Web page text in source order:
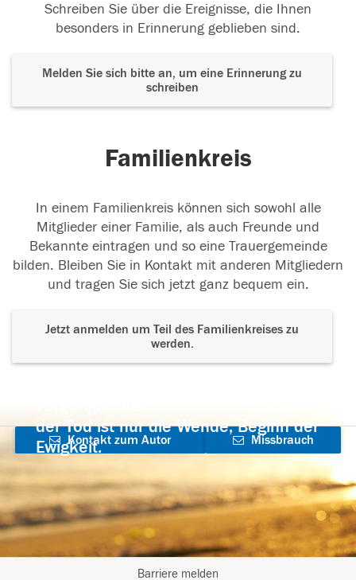
Schreiben Sie über die Ereignisse, die Ihnen
besonders in Erinnerung geblieben sind.
Melden Sie sich bitte an, um eine Erinnerung zu
schreiben
Familienkreis
In einem Familienkreis können sich sowohl alle
Mitglieder einer Familie, als auch Freunde und
Bekannte eintragen und so eine Trauergemeinde
bilden. Bleiben Sie in Kontakt mit anderen Mitgliedern
und tragen Sie sich jetzt ganz bequem ein.
Jetzt anmelden um Teil des Familienkreises zu
werden.
der Tod ist nur die Wende, Beginn der
Ewigkeit.
Kontakt zum Autor
aufnehmen
Missbrauch
Barriere melden